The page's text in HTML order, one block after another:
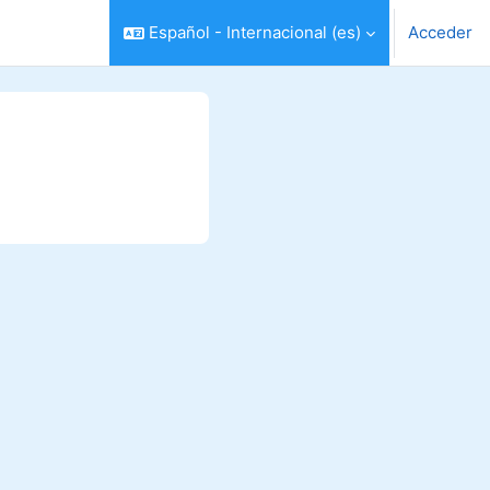
Español - Internacional ‎(es)‎ Acceder